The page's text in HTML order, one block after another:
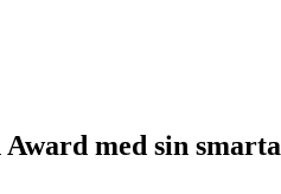
med sin smarta